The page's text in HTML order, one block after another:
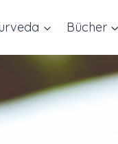
Bücher